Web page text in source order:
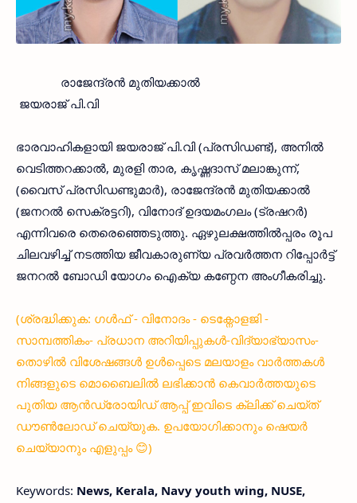
രാജേന്ദ്രന്‍ മുതിയക്കാല്‍
ജയരാജ് പി.വി
ഭാരവാഹികളായി ജയരാജ് പി.വി (പ്രസിഡണ്ട്), അനില്‍
വെടിത്തറക്കാല്‍, മുരളി താര, കൃഷ്ണദാസ് മലാങ്കുന്ന്,
(വൈസ് പ്രസിഡണ്ടുമാര്‍), രാജേന്ദ്രന്‍ മുതിയക്കാല്‍
(ജനറല്‍ സെക്രട്ടറി), വിനോദ് ഉദയമംഗലം (ട്രഷറര്‍)
എന്നിവരെ തെരെഞ്ഞെടുത്തു. ഏഴുലക്ഷത്തില്‍പ്പരം രൂപ
ചിലവഴിച്ച് നടത്തിയ ജീവകാരുണ്യ പ്രവര്‍ത്തന റിപ്പോര്‍ട്ട്
ജനറല്‍ ബോഡി യോഗം ഐക്യ കണ്ഠേന അംഗീകരിച്ചു.
(ശ്രദ്ധിക്കുക: ഗൾഫ് - വിനോദം - ടെക്നോളജി -
സാമ്പത്തികം- പ്രധാന അറിയിപ്പുകൾ-വിദ്യാഭ്യാസം-
തൊഴിൽ വിശേഷങ്ങൾ ഉൾപ്പെടെ മലയാളം വാർത്തകൾ
നിങ്ങളുടെ മൊബൈലിൽ ലഭിക്കാൻ കെവാർത്തയുടെ
പുതിയ ആൻഡ്രോയിഡ് ആപ്പ് ഇവിടെ ക്ലിക്ക് ചെയ്ത്
ഡൗൺലോഡ് ചെയ്യുക. ഉപയോഗിക്കാനും ഷെയർ
ചെയ്യാനും എളുപ്പം 😊)
Keywords: News, Kerala, Navy youth wing, NUSE,